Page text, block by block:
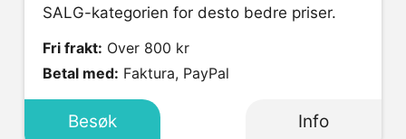
SALG-kategorien for desto bedre priser.
Fri frakt: Over 800 kr
Betal med: Faktura, PayPal
Besøk Info